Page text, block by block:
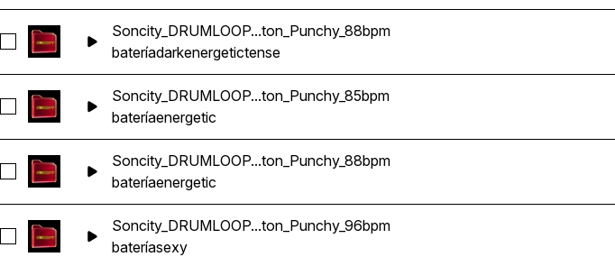
Seleccionar Soncity_DRUMLOOP_Inumaki_Reggaeton_Punchy_88bpm
Soncity_DRUMLOOP...ton_Punchy_88bpm
bateríadarkenergetictense
Seleccionar Soncity_DRUMLOOP_Gojo_Reggaeton_Punchy_85bpm
Soncity_DRUMLOOP...ton_Punchy_85bpm
bateríaenergetic
Seleccionar Soncity_DRUMLOOP_Maki_Reggaeton_Punchy_88bpm
Soncity_DRUMLOOP...ton_Punchy_88bpm
bateríaenergetic
Seleccionar Soncity_DRUMLOOP_Okotsu_Reggaeton_Punchy_96bpm
Soncity_DRUMLOOP...ton_Punchy_96bpm
bateríasexy